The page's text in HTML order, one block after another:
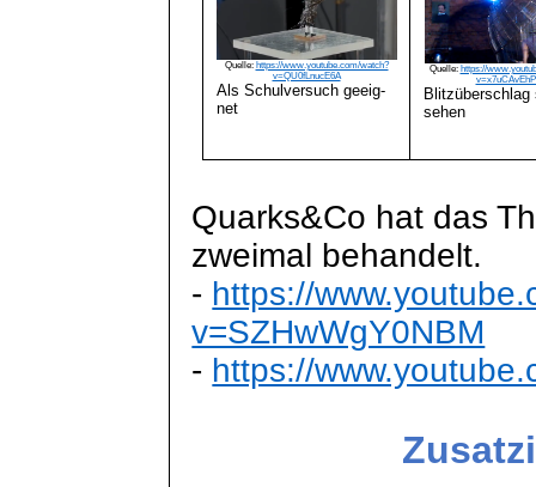
Quelle: https://www.youtube.com/watch?
v=QU0fLnucE6A
Als Schulversuchgeeig-
net
Quelle: https://
Blitzüberschlag
sehen
Quarks&Co hat das
zweimal behandelt.
- https://
v=SZHwWgY0NBM
- https://